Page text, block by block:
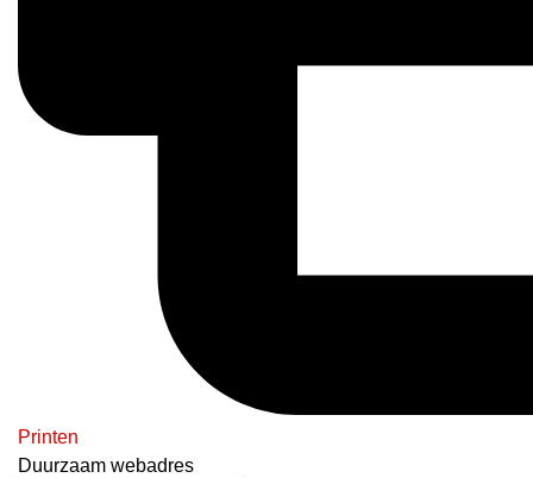
Printen
Duurzaam webadres